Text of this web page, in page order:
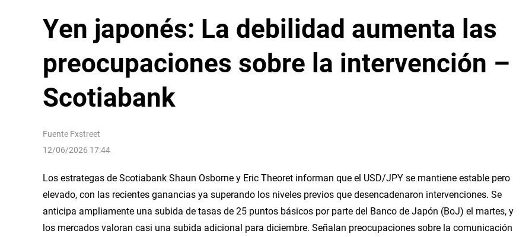
Yen japonés: La debilidad aumenta las
preocupaciones sobre la intervención –
Scotiabank
Fuente Fxstreet
12/06/2026 17:44
Los estrategas de Scotiabank Shaun Osborne y Eric Theoret informan que el USD/JPY se mantiene estable pero
elevado, con las recientes ganancias ya superando los niveles previos que desencadenaron intervenciones. Se
anticipa ampliamente una subida de tasas de 25 puntos básicos por parte del Banco de Japón (BoJ) el martes, y
los mercados valoran casi una subida adicional para diciembre. Señalan preocupaciones sobre la comunicación